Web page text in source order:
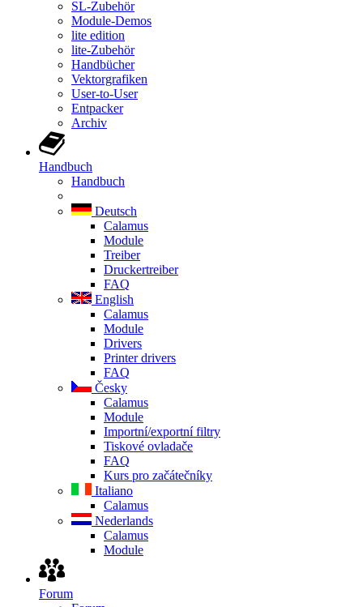
SL-Zubehör
Module-Demos
lite edition
lite-Zubehör
Handbücher
Vektorgrafiken
User-to-User
Entpacker
Archiv
Handbuch
Handbuch
Deutsch
Calamus
Module
Treiber
Druckertreiber
FAQ
English
Calamus
Module
Drivers
Printer drivers
FAQ
Česky
Calamus
Module
Importní/exportní filtry
Tiskové ovladače
FAQ
Kurs pro začátečníky
Italiano
Calamus
Nederlands
Calamus
Module
Forum